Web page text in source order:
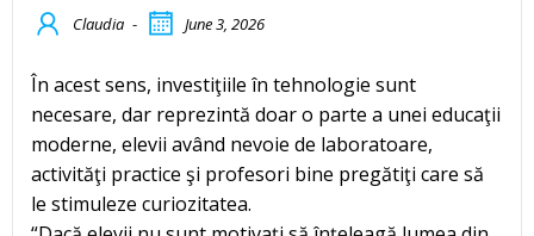
Claudia - June 3, 2026
În acest sens, investiţiile în tehnologie sunt
necesare, dar reprezintă doar o parte a unei educaţii
moderne, elevii având nevoie de laboratoare,
activităţi practice şi profesori bine pregătiţi care să
le stimuleze curiozitatea.